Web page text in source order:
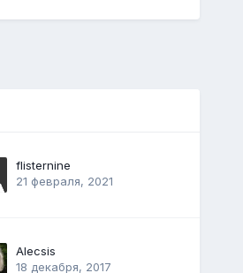
flisternine
21 февраля, 2021
Alecsis
18 декабря, 2017